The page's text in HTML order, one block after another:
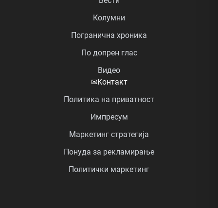
Колумни
Погранична хроника
По допрен глас
Видео
✉Контакт
Политика на приватност
Импресум
Маркетинг стратегија
Понуда за рекламирање
Политички маркетинг